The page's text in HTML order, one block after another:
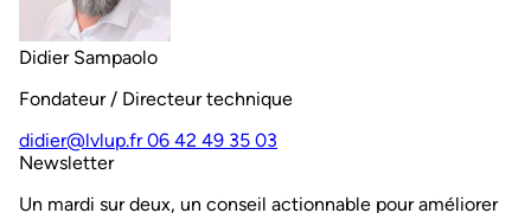
Didier Sampaolo
Fondateur / Directeur technique
didier@lvlup.fr06 42 49 35 03
Newsletter
Un mardi sur deux, un conseil actionnable pour améliorer